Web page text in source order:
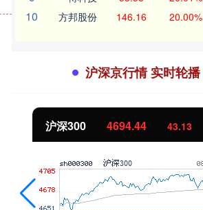
10 方邦股份 146.16 20.00%
沪深京行情 实时轮播
沪深300 4694.44 43.13